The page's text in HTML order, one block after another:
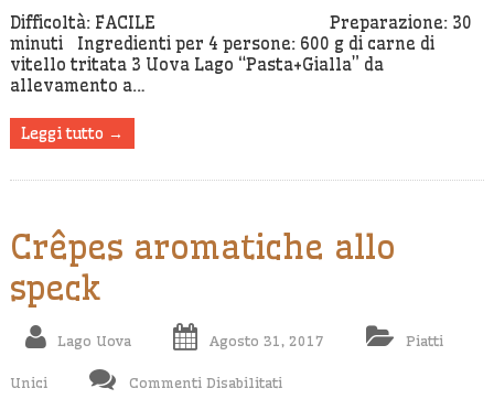
Difficoltà: FACILE Preparazione: 30
minuti Ingredienti per 4 persone: 600 g di carne di
vitello tritata 3 Uova Lago “Pasta+Gialla” da
allevamento a…
Leggi tutto →
Crêpes aromatiche allo
speck
Lago Uova Agosto 31, 2017 Piatti
Unici Commenti Disabilitati